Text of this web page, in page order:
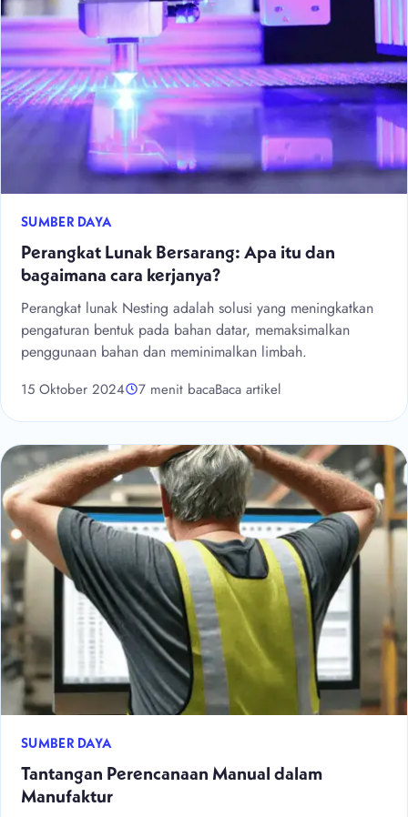
SUMBER DAYA
Perangkat Lunak Bersarang: Apa itu dan
bagaimana cara kerjanya?
Perangkat lunak Nesting adalah solusi yang meningkatkan
pengaturan bentuk pada bahan datar, memaksimalkan
penggunaan bahan dan meminimalkan limbah.
15 Oktober 2024 7 menit bacaBaca artikel
SUMBER DAYA
Tantangan Perencanaan Manual dalam
Manufaktur